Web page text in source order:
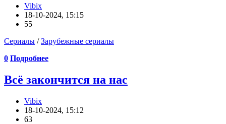
Vibix
18-10-2024, 15:15
55
Сериалы /Зарубежные сериалы
0 Подробнее
Всё закончится на нас
Vibix
18-10-2024, 15:12
63